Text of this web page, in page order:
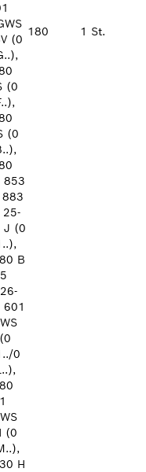
(0
(0
(0
853
25-
J (0
B
601
0
(0
H
180 1 St.